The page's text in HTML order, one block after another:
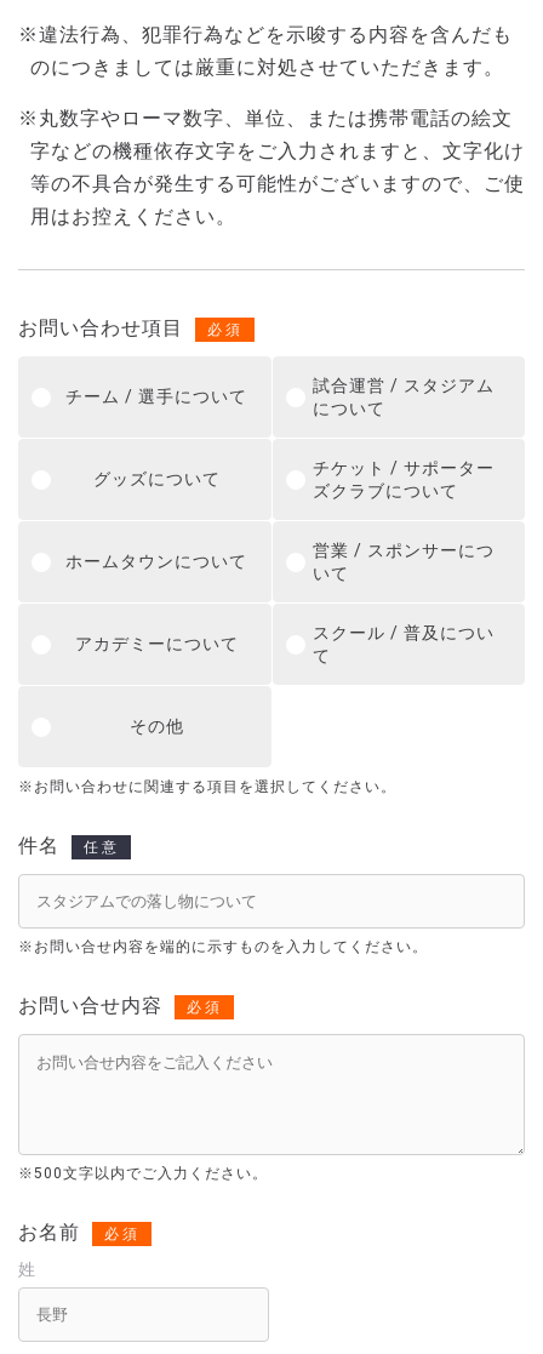
※違法行為、犯罪行為などを示唆する内容を含んだも
のにつきましては厳重に対処させていただきます。
※丸数字やローマ数字、単位、または携帯電話の絵文
字などの機種依存文字をご入力されますと、文字化け
等の不具合が発生する可能性がございますので、ご使
用はお控えください。
お問い合わせ項目 必須
チーム / 選手について
試合運営 / スタジアム
について
グッズについて
チケット / サポーター
ズクラブについて
ホームタウンについて
営業 / スポンサーにつ
いて
アカデミーについて
スクール / 普及につい
て
その他
※ お問い合わせに関連する項目を選択してください。
件名 任意
※お問い合せ内容を端的に示すものを入力してください。
お問い合せ内容 必須
※500文字以内でご入力ください。
お名前 必須
姓